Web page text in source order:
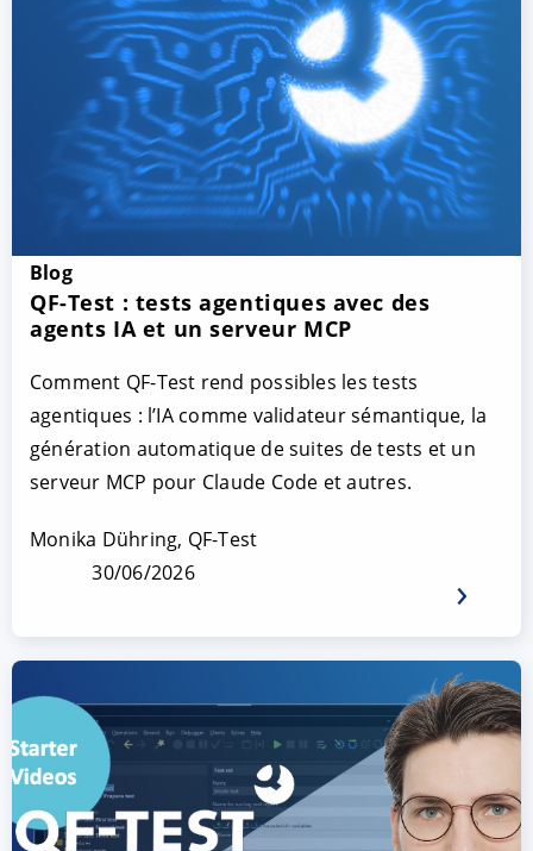
Blog
QF-Test : tests agentiques avec des
agents IA et un serveur MCP
Comment QF-Test rend possibles les tests
agentiques : l’IA comme validateur sémantique, la
génération automatique de suites de tests et un
serveur MCP pour Claude Code et autres.
Monika Dühring, QF-Test
30/06/2026